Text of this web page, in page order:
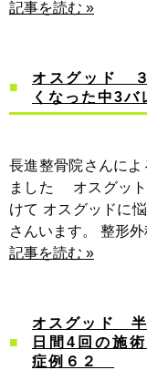
記事を読む »
オスグッド ３
くなった中3バ
長進整骨院さんに
ました オスグット
けて オスグッドに
さんいます。 整形
記事を読む »
オスグッド 半
日間4回の施
症例６２